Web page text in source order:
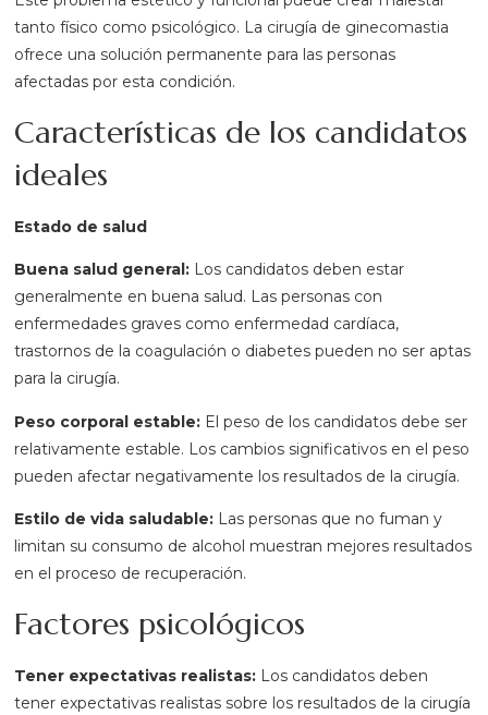
tanto físico como psicológico. La cirugía de ginecomastia
ofrece una solución permanente para las personas
afectadas por esta condición.
Características de los candidatos
ideales
Estado de salud
Buena salud general: Los candidatos deben estar
generalmente en buena salud. Las personas con
enfermedades graves como enfermedad cardíaca,
trastornos de la coagulación o diabetes pueden no ser aptas
para la cirugía.
Peso corporal estable: El peso de los candidatos debe ser
relativamente estable. Los cambios significativos en el peso
pueden afectar negativamente los resultados de la cirugía.
Estilo de vida saludable: Las personas que no fuman y
limitan su consumo de alcohol muestran mejores resultados
en el proceso de recuperación.
Factores psicológicos
Tener expectativas realistas: Los candidatos deben
tener expectativas realistas sobre los resultados de la cirugía